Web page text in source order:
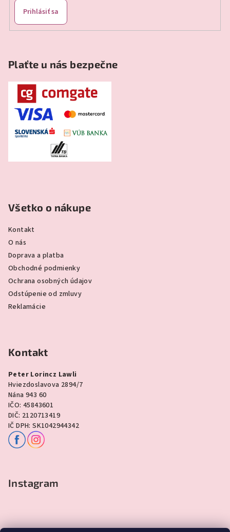
Prihlásiť sa
Plaťte u nás bezpečne
Všetko o nákupe
Kontakt
O nás
Doprava a platba
Obchodné podmienky
Ochrana osobných údajov
Odstúpenie od zmluvy
Reklamácie
Kontakt
Peter Lorincz Lawli
Hviezdoslavova 2894/7
Nána 943 60
IČO: 45843601
DIČ: 2120713419
IČ DPH: SK1042944342
Instagram